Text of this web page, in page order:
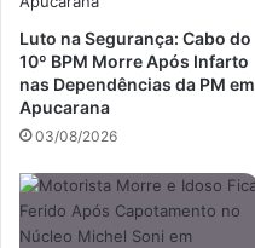
Luto na Segurança: Cabo do
10º BPM Morre Após Infarto
nas Dependências da PM em
Apucarana
03/08/2026